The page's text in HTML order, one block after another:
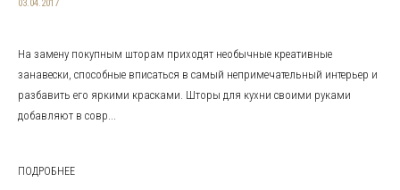
03.04.2017
На замену покупным шторам приходят необычные креативные
занавески, способные вписаться в самый непримечательный интерьер и
разбавить его яркими красками. Шторы для кухни своими руками
добавляют в совр...
ПОДРОБНЕЕ